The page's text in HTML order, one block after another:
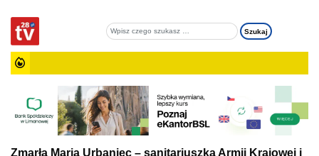
Zmarła Maria Urbaniec – sanitariuszka Armii Krajowej i